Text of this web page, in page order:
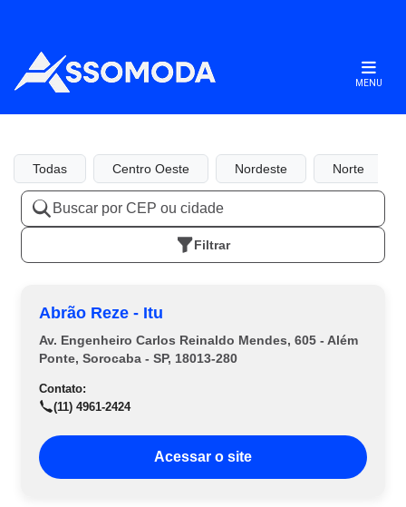
MENU
Todas Centro Oeste Nordeste Norte
Filtrar
Abrão Reze - Itu
Av. Engenheiro Carlos Reinaldo Mendes, 605 - Além
Ponte, Sorocaba - SP, 18013-280
Contato:
(11) 4961-2424
Acessar o site